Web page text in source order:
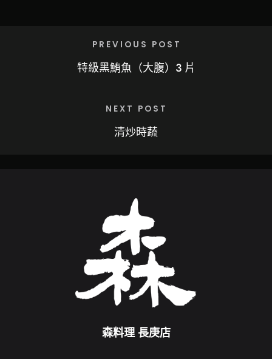
PREVIOUS POST
特級黑鮪魚（大腹）3 片
NEXT POST
清炒時蔬
森料理 長庚店